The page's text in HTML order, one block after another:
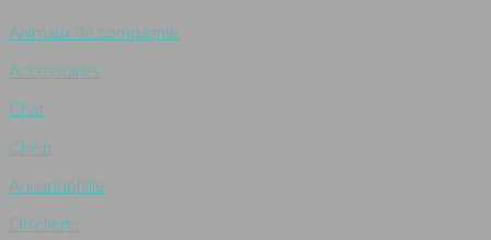
Animaux de compagnie
Accessoires
Chat
Chien
Aquariophilie
Oisellerie